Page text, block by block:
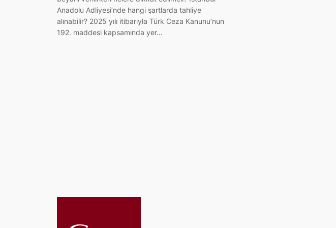
Anadolu Adliyesi’nde hangi şartlarda tahliye
alınabilir? 2025 yılı itibarıyla Türk Ceza Kanunu’nun
192. maddesi kapsamında yer…